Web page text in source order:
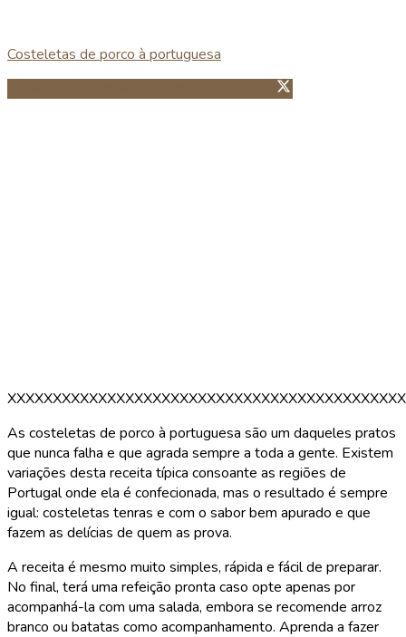
Costeletas de porco à portuguesa
Guardar no Pinterest
As costeletas de porco à portuguesa são um daqueles pratos
que nunca falha e que agrada sempre a toda a gente. Existem
variações desta receita típica consoante as regiões de
Portugal onde ela é confecionada, mas o resultado é sempre
igual: costeletas tenras e com o sabor bem apurado e que
fazem as delícias de quem as prova.
A receita é mesmo muito simples, rápida e fácil de preparar.
No final, terá uma refeição pronta caso opte apenas por
acompanhá-la com uma salada, embora se recomende arroz
branco ou batatas como acompanhamento. Aprenda a fazer